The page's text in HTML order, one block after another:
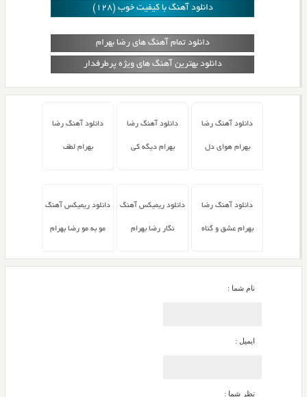
دانلود آهنگ با کیفیت خوب (128)
دانلود تمام آهنگ های رضا بهرام
دانلود بهترین آهنگ های ویژه پرطرفدار
دانلود آهنگ رضا
بهرام هوای دل
دانلود آهنگ رضا
بهرام دیگه کی
دانلود آهنگ رضا
بهرام لطف
دانلود آهنگ رضا
بهرام عشق و گناه
دانلود ریمیکس آهنگ
نگار رضا بهرام
دانلود ریمیکس آهنگ
مو به مو رضا بهرام
نام شما :
ایمیل :
نظر شما :